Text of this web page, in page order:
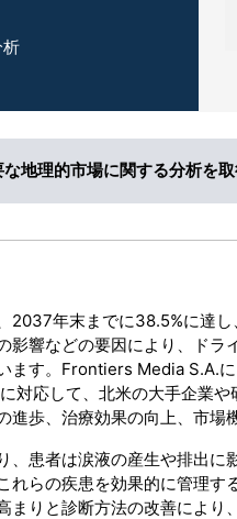
地理的市場に関する分析を取
2037年末までに38.5%に達
影響などの要因により、ド
ます。Frontiers Media S.A.
対応して、北米の大手企業
進歩、治療効果の向上、市場
、患者は涙液の産生や排出
れらの疾患を効果的に管理
まりと診断方法の改善によ